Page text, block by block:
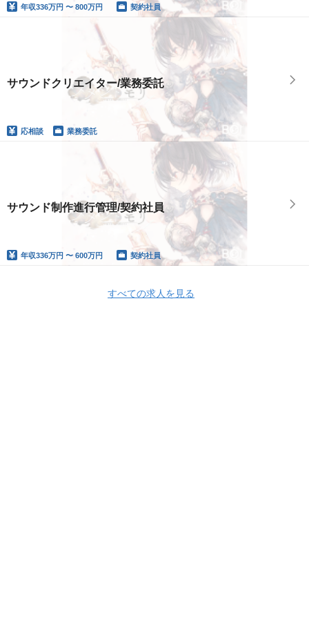
年収336万円 〜 800万円 契約社員
サウンドクリエイター/業務委託
応相談 業務委託
サウンド制作進行管理/契約社員
年収336万円 〜 600万円 契約社員
すべての求人を見る